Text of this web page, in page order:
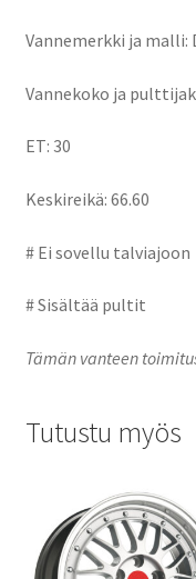
Vannemerkki ja malli:
Vannekoko ja
ET: 30
Keskireikä: 66.60
# Ei sovellu talviajoon
# Sisältää pultit
Tämän vanteen
Tutustu myös